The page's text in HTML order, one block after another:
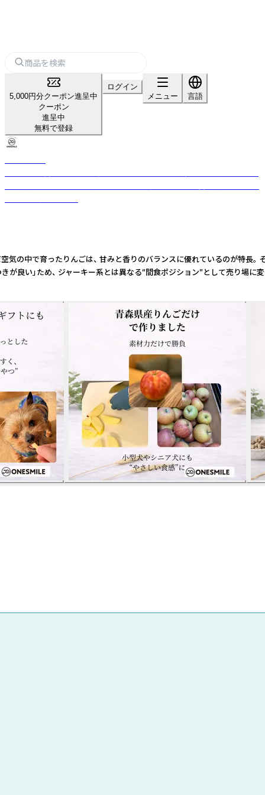
5,000円分クーポン進呈中
クーポン
進呈中
無料で登録
ログイン
メニュー
言語
で育ったりんごは、 甘みと香りのバランスに優れているのが特
い」ため、 ジャーキー系とは異なる“間食ポジション”として売